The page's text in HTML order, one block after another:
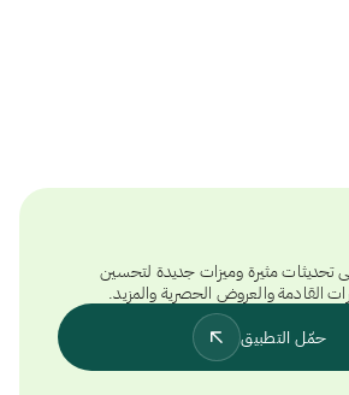
تحديثات مثيرة وميزات جديدة لتحسين
القادمة والعروض الحصرية والمزيد.
حمّل التطبيق